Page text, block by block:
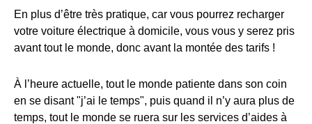
En plus d’être très pratique, car vous pourrez recharger
votre voiture électrique à domicile, vous vous y serez pris
avant tout le monde, donc avant la montée des tarifs !
À l’heure actuelle, tout le monde patiente dans son coin
en se disant "j’ai le temps", puis quand il n’y aura plus de
temps, tout le monde se ruera sur les services d’aides à